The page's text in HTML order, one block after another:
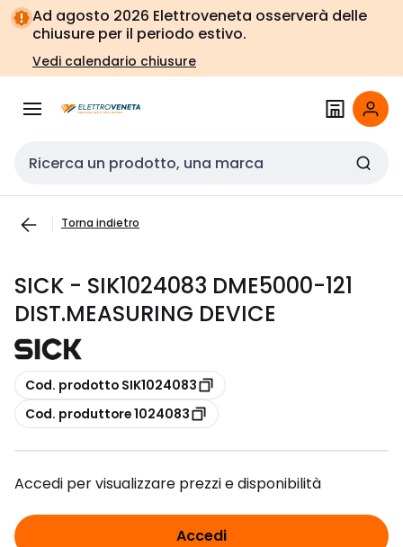
Vai alla
navigazione
Vai
alla
pagina
Ad agosto 2026 Elettroveneta osserverà delle
chiusure per il periodo estivo.
Vedi calendario chiusure
Cerca input
Torna indietro
SICK - SIK1024083 DME5000-121
DIST.MEASURING DEVICE
copia
Cod. prodotto SIK1024083
copia
Cod. produttore 1024083
Accedi per visualizzare prezzi e disponibilità
Accedi